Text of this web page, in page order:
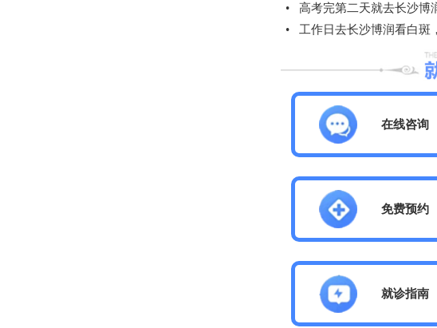
•
高考完第二天就去长沙博
•
工作日去长沙博润看白斑
在线咨询
免费预约
就诊指南